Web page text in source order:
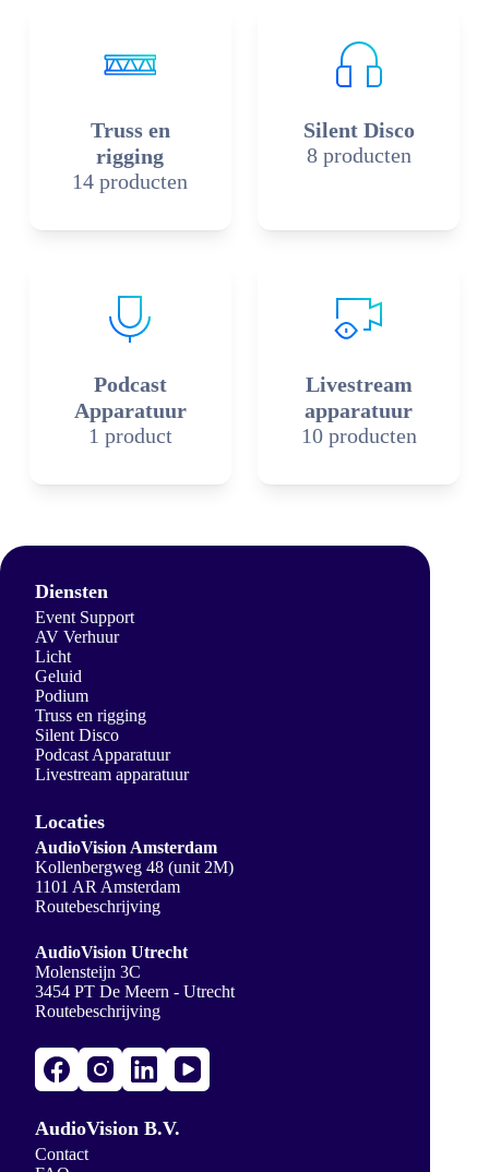
Truss en
rigging
14 producten
Silent Disco
8 producten
Podcast
Apparatuur
1 product
Livestream
apparatuur
10 producten
Diensten
Event Support
AV Verhuur
Licht
Geluid
Podium
Truss en rigging
Silent Disco
Podcast Apparatuur
Livestream apparatuur
Locaties
AudioVision Amsterdam
Kollenbergweg 48 (unit 2M)
1101 AR Amsterdam
Routebeschrijving
AudioVision Utrecht
Molensteijn 3C
3454 PT De Meern - Utrecht
Routebeschrijving
AudioVision B.V.
Contact